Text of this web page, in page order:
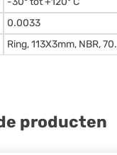
0.0033
Ring, 113X3mm, NBR, 70.
producten